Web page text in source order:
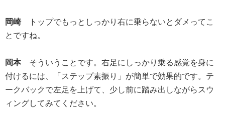
岡崎トップでもっとしっかり右に乗らないとダメってこ
とですね。
岡本そういうことです。右足にしっかり乗る感覚を身に
付けるには、「ステップ素振り」が簡単で効果的です。テ
ークバックで左足を上げて、少し前に踏み出しながらスウ
ィングしてみてください。